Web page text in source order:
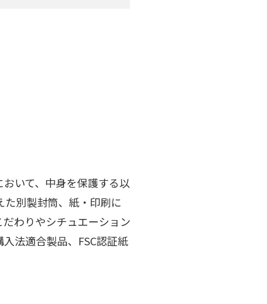
いて、中身を保護する以
た別製封筒、紙・印刷に
わりやシチュエーション
法適合製品、FSC認証紙